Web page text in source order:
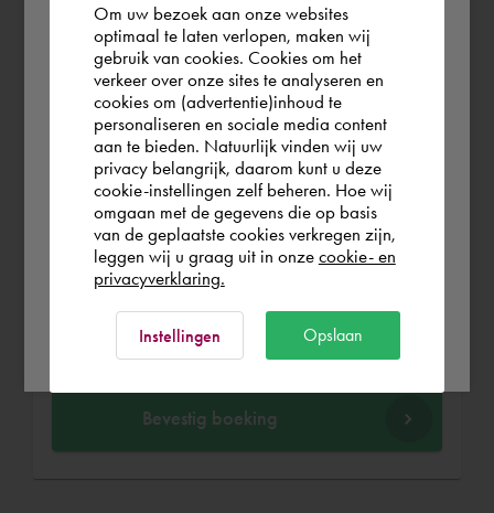
Remote of op locatie
Op locatie Op afstand
Werklocatie
Wanneer wil je Ariën boeken?
Bevestig boeking
According to us you are situated in Rest of
the world. Please confirm in which country
you wish to shop.
Nederland
Rest of the world
Om uw bezoek aan onze websites
optimaal te laten verlopen, maken wij
gebruik van cookies. Cookies om het
verkeer over onze sites te analyseren en
cookies om (advertentie)inhoud te
personaliseren en sociale media content
aan te bieden. Natuurlijk vinden wij uw
privacy belangrijk, daarom kunt u deze
cookie-instellingen zelf beheren. Hoe wij
omgaan met de gegevens die op basis
van de geplaatste cookies verkregen zijn,
leggen wij u graag uit in onze cookie- en
privacyverklaring.
Instellingen Opslaan